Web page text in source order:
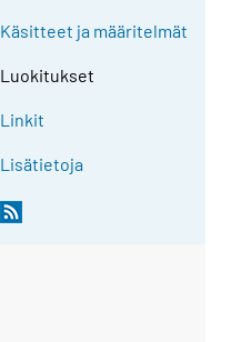
Käsitteet ja määritelmät
Luokitukset
Linkit
Lisätietoja